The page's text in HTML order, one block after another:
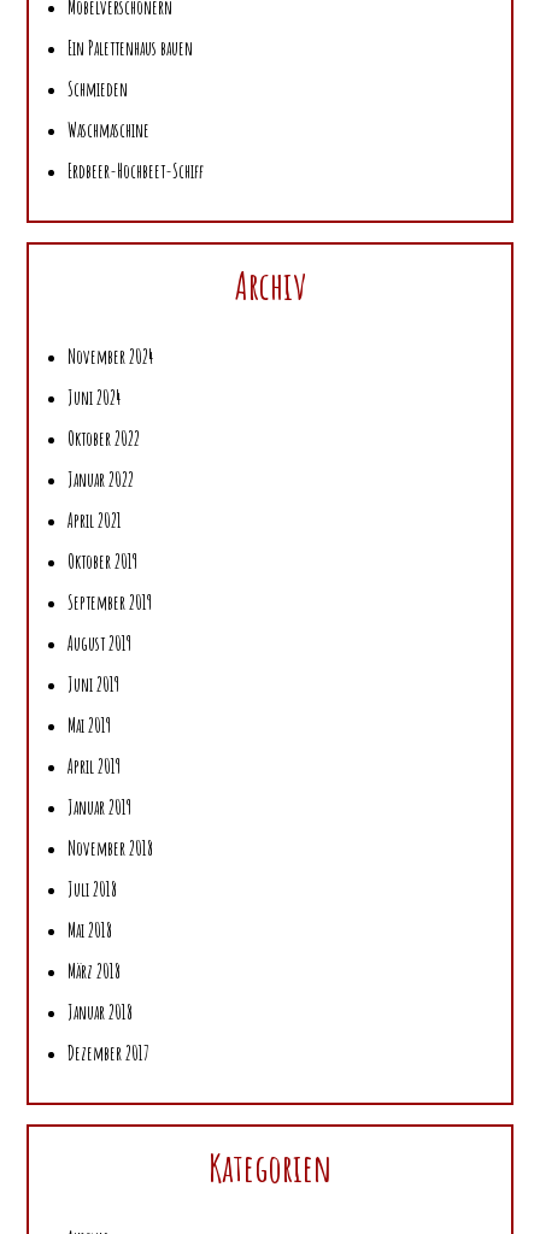
Möbelverschönern
Ein Palettenhaus bauen
Schmieden
Waschmaschine
Erdbeer-Hochbeet-Schiff
Archiv
November 2024
Juni 2024
Oktober 2022
Januar 2022
April 2021
Oktober 2019
September 2019
August 2019
Juni 2019
Mai 2019
April 2019
Januar 2019
November 2018
Juli 2018
Mai 2018
März 2018
Januar 2018
Dezember 2017
Kategorien